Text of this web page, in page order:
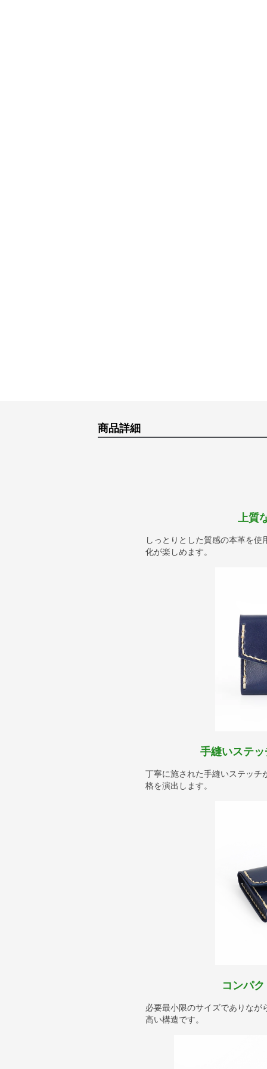
商品詳細
上質
しっとりとした質感の本革を
化が楽しめます。
手縫いステ
丁寧に施された手縫いステッチ
格を演出します。
コンパ
必要最小限のサイズでありなが
高い構造です。